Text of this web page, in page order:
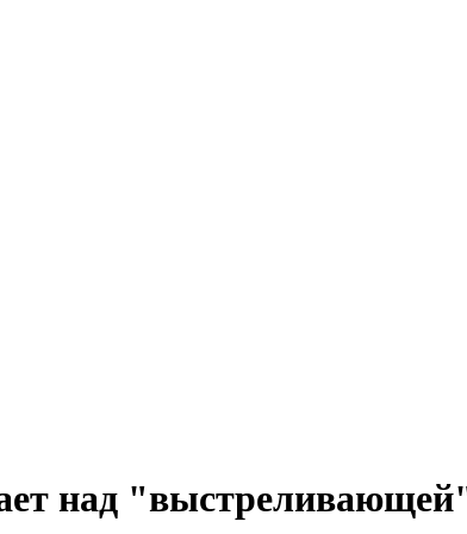
над